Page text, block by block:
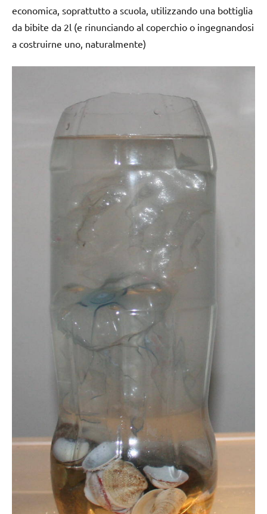
economica, soprattutto a scuola, utilizzando una bottiglia
da bibite da 2l (e rinunciando al coperchio o ingegnandosi
a costruirne uno, naturalmente)